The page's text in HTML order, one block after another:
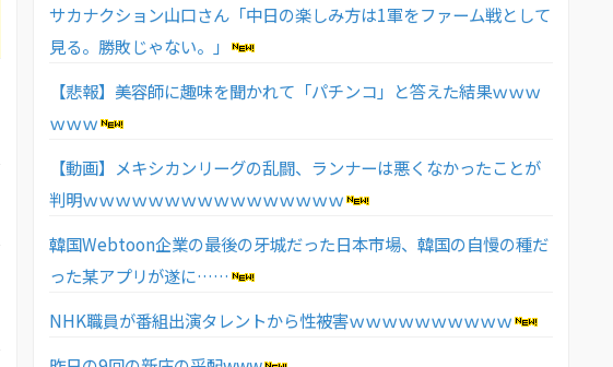
サカナクション山口さん「中日の楽しみ方は1軍をファーム戦として
見る。勝敗じゃない。」
【悲報】美容師に趣味を聞かれて「パチンコ」と答えた結果ｗｗｗ
ｗｗｗ
【動画】メキシカンリーグの乱闘、ランナーは悪くなかったことが
判明ｗｗｗｗｗｗｗｗｗｗｗｗｗｗｗｗ
韓国Webtoon企業の最後の牙城だった日本市場、韓国の自慢の種だ
った某アプリが遂に……
NHK職員が番組出演タレントから性被害ｗｗｗｗｗｗｗｗｗｗ